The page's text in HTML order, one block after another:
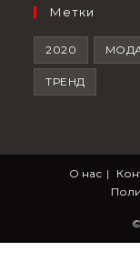
Метки
2020
ТРЕНД
О нас